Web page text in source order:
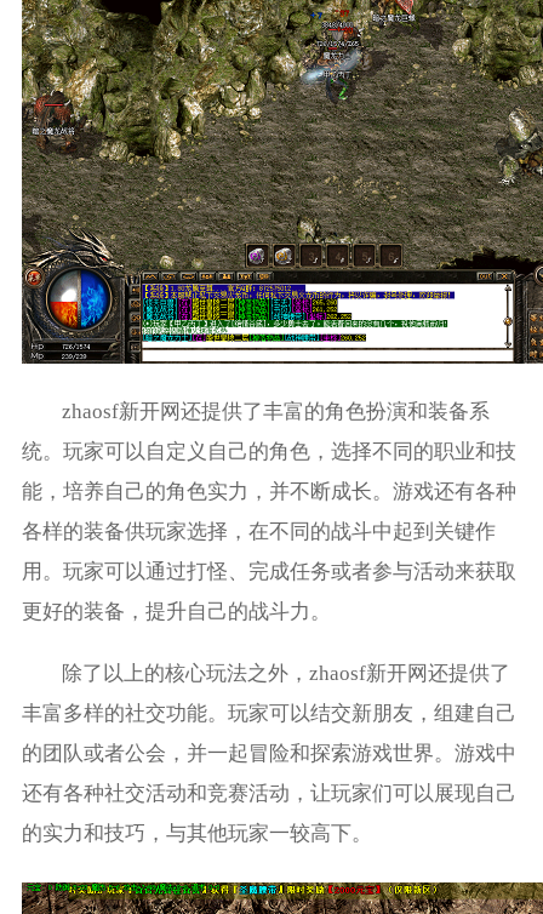
zhaosf新开网还提供了丰富的角色扮演和装备系
统。玩家可以自定义自己的角色，选择不同的职业和技
能，培养自己的角色实力，并不断成长。游戏还有各种
各样的装备供玩家选择，在不同的战斗中起到关键作
用。玩家可以通过打怪、完成任务或者参与活动来获取
更好的装备，提升自己的战斗力。
除了以上的核心玩法之外，zhaosf新开网还提供了
丰富多样的社交功能。玩家可以结交新朋友，组建自己
的团队或者公会，并一起冒险和探索游戏世界。游戏中
还有各种社交活动和竞赛活动，让玩家们可以展现自己
的实力和技巧，与其他玩家一较高下。